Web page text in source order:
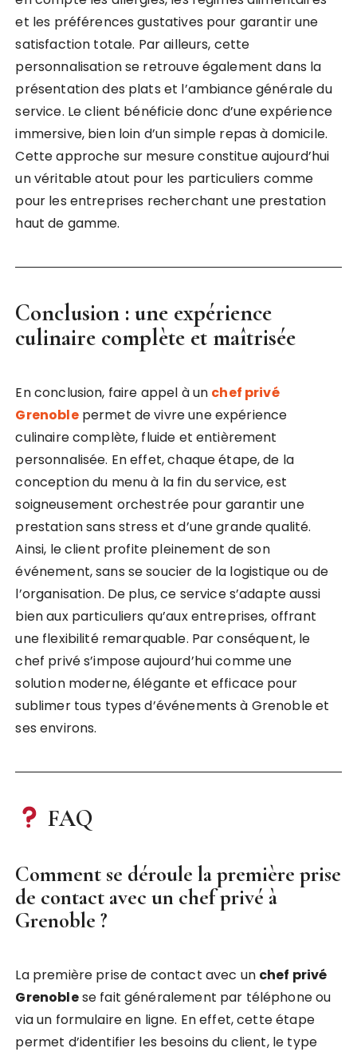
et les préférences gustatives pour garantir une
satisfaction totale. Par ailleurs, cette
personnalisation se retrouve également dans la
présentation des plats et l’ambiance générale du
service. Le client bénéficie donc d’une expérience
immersive, bien loin d’un simple repas à domicile.
Cette approche sur mesure constitue aujourd’hui
un véritable atout pour les particuliers comme
pour les entreprises recherchant une prestation
haut de gamme.
Conclusion : une expérience
culinaire complète et maîtrisée
En conclusion, faire appel à un chef privé
Grenoblepermet de vivre une expérience
culinaire complète, fluide et entièrement
personnalisée. En effet, chaque étape, de la
conception du menu à la fin du service, est
soigneusement orchestrée pour garantir une
prestation sans stress et d’une grande qualité.
Ainsi, le client profite pleinement de son
événement, sans se soucier de la logistique ou de
l’organisation. De plus, ce service s’adapte aussi
bien aux particuliers qu’aux entreprises, offrant
une flexibilité remarquable. Par conséquent, le
chef privé s’impose aujourd’hui comme une
solution moderne, élégante et efficace pour
sublimer tous types d’événements à Grenoble et
ses environs.
FAQ
Comment se déroule la première prise
de contact avec un chef privé à
Grenoble ?
La première prise de contact avec un chef privé
Grenoblese fait généralement par téléphone ou
via un formulaire en ligne. En effet, cette étape
permet d’identifier les besoins du client, le type